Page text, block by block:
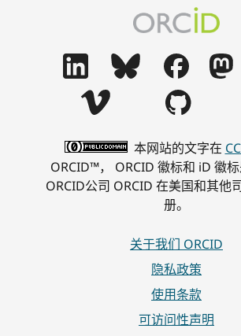
本网站的文字在
ORCID™， ORCID 徽标和 iD 徽
ORCID公司 ORCID 在美国和其他
册。
关于我们 ORCID
隐私政策
使用条款
可访问性声明